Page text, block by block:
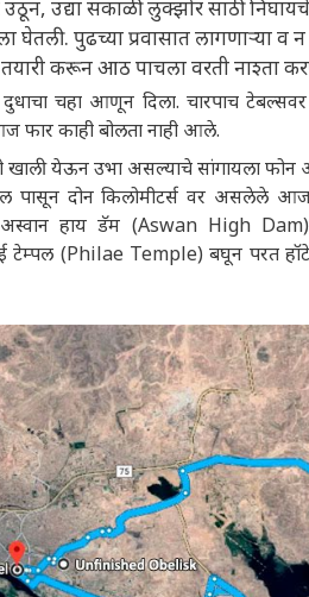
उद्या सकाळी लुक्झोर साठी
घेतली. पुढच्या प्रवासात लागणाऱ्या
करून आठ पाचला वरती नाश्ता
चहा आणून दिला. चारपाच
फार काही बोलता नाही आले.
खाली येऊन उभा असल्याचे सांगायला
पासून दोन किलोमीटर्स वर असलेले
हाय डॅम (Aswan High Dam),
(Philae Temple) बघून परत